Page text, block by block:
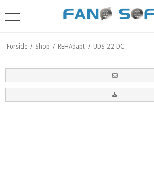
Forside / Shop / REHAdapt / UDS-22-DC